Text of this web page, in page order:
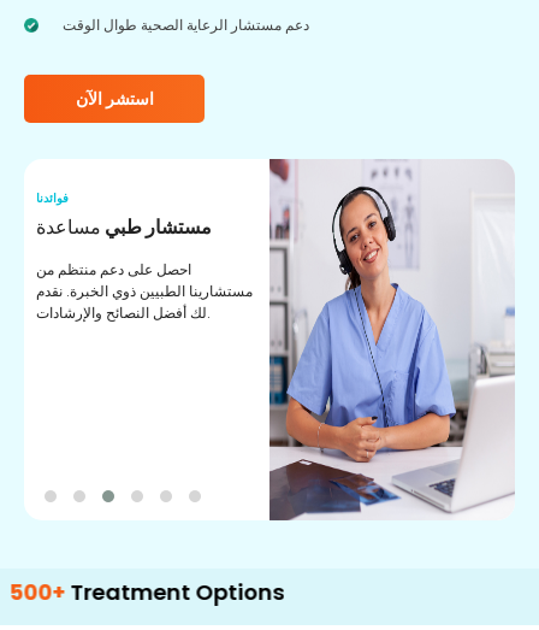
دعم مستشار الرعاية الصحية طوال الوقت
استشر الآن
فوائدنا
مستشار طبي مساعدة
احصل على دعم منتظم من
مستشارينا الطبيين ذوي الخبرة. نقدم
لك أفضل النصائح والإرشادات.
Options